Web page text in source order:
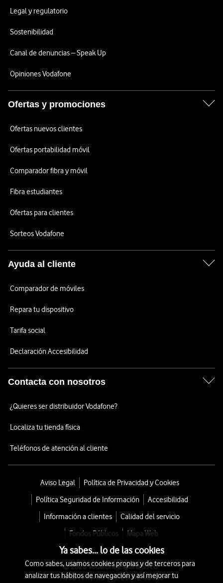
Legal y regulatorio
Sostenibilidad
Canal de denuncias – Speak Up
Opiniones Vodafone
Ofertas y promociones
Ofertas nuevos clientes
Ofertas portabilidad móvil
Comparador fibra y móvil
Fibra estudiantes
Ofertas para clientes
Sorteos Vodafone
Ayuda al cliente
Comparador de móviles
Repara tu dispositivo
Tarifa social
Declaración Accesibilidad
Contacta con nosotros
¿Quieres ser distribuidor Vodafone?
Localiza tu tienda física
Teléfonos de atención al cliente
Aviso Legal
Política de Privacidad y Cookies
Política Seguridad de Información
Accesibilidad
Información a clientes
Calidad del servicio
Fondos Públicos
Mapa Web
© 2026 Vodafone España S.A.U.
Avda. América 115, 28042 Madrid
Ya sabes... lo de las cookies
Como sabes, usamos cookies propias y de terceros para
analizar tus hábitos de navegación y así mejorar tu